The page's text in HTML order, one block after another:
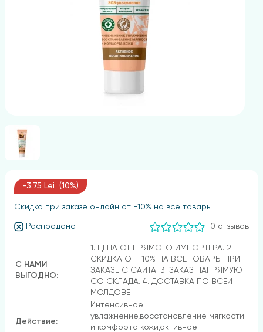
-3.75 Lei (10%)
Скидка при заказе онлайн от -10% на все товары
Распродано 0 отзывов
С НАМИ
ВЫГОДНО:
1. ЦЕНА ОТ ПРЯМОГО ИМПОРТЕРА. 2.
СКИДКА ОТ -10% НА ВСЕ ТОВАРЫ ПРИ
ЗАКАЗЕ С САЙТА. 3. ЗАКАЗ НАПРЯМУЮ
СО СКЛАДА. 4. ДОСТАВКА ПО ВСЕЙ
МОЛДОВЕ
Действие:
Интенсивное
увлажнение,восстановление мягкости
и комфорта кожи,активное